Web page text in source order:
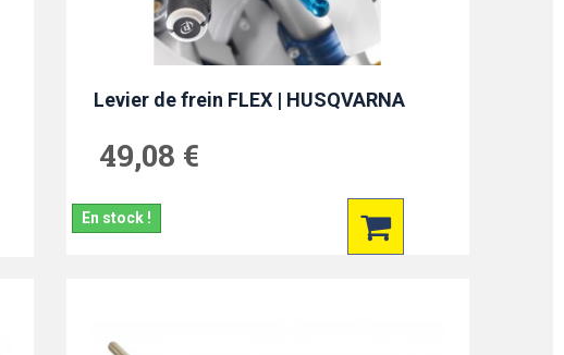
Levier de frein FLEX | HUSQVARNA
49,08 €
En stock !